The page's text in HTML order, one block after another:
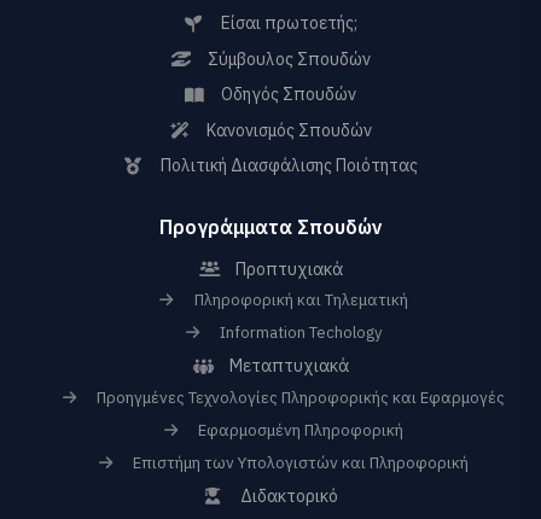
Είσαι πρωτοετής;
Σύμβουλος Σπουδών
Οδηγός Σπουδών
Κανονισμός Σπουδών
Πολιτική Διασφάλισης Ποιότητας
Προγράμματα Σπουδών
Προπτυχιακά
Πληροφορική και Τηλεματική
Information Techology
Μεταπτυχιακά
Προηγμένες Τεχνολογίες Πληροφορικής και Εφαρμογές
Εφαρμοσμένη Πληροφορική
Επιστήμη των Υπολογιστών και Πληροφορική
Διδακτορικό